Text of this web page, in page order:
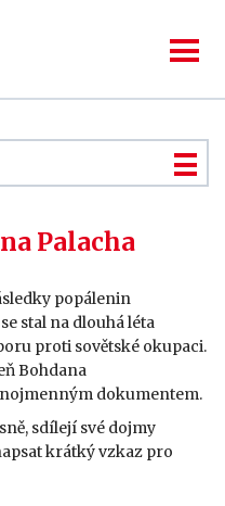
Palacha
popálenin
stal na dlouhá léta
proti sovětské okupaci.
Bohdana
dokumentem.
sdílejí své dojmy
krátký vzkaz pro